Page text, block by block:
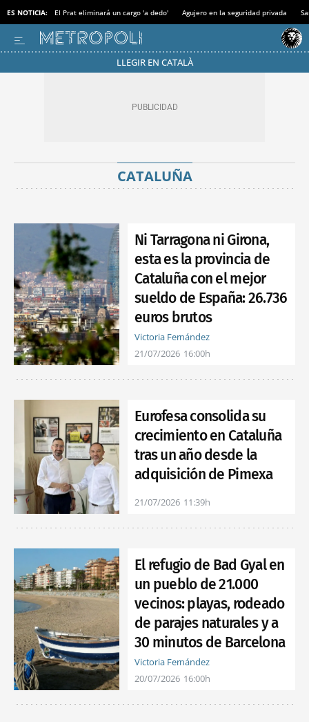
ES NOTICIA: El Prat eliminará un cargo 'a dedo' Agujero en la seguridad privada
LLEGIR EN CATALÀ
CATALUÑA
Ni Tarragona ni Girona,
esta es la provincia de
Cataluña con el mejor
sueldo de España: 26.736
euros brutos
Victoria Fernández
21/07/2026 16:00h
Eurofesa consolida su
crecimiento en Cataluña
tras un año desde la
adquisición de Pimexa
21/07/2026 11:39h
El refugio de Bad Gyal en
un pueblo de 21.000
vecinos: playas, rodeado
de parajes naturales y a
30 minutos de Barcelona
Victoria Fernández
20/07/2026 16:00h